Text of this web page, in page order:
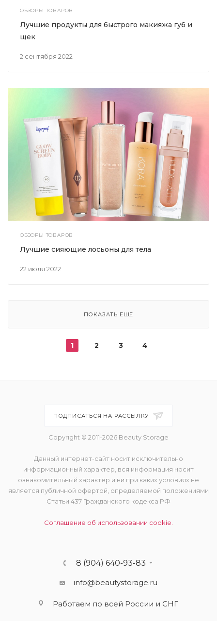
ОБЗОРЫ ТОВАРОВ
2 сентября 2022
Лучшие продукты для быстрого макияжа губ и
щек
ОБЗОРЫ ТОВАРОВ
22 июля 2022
Лучшие сияющие лосьоны для тела
ПОКАЗАТЬ ЕЩЕ
1 2 3 4
ПОДПИСАТЬСЯ НА РАССЫЛКУ
Copyright © 2011-2026 Beauty Storage
Данный интернет-сайт носит исключительно
информационный характер, вся информация носит
ознакомительный характер и ни при каких условиях не
является публичной офертой, определяемой положениями
Статьи 437 Гражданского кодекса РФ
Соглашение об использовании cookie.
8 (904) 640-93-83
info@beautystorage.ru
Работаем по всей России и СНГ